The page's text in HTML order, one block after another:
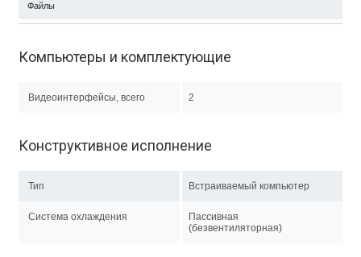
Файлы
Компьютеры и комплектующие
Видеоинтерфейсы, всего 2
Конструктивное исполнение
Тип Встраиваемый компьютер
Система охлаждения
Пассивная
(безвентиляторная)